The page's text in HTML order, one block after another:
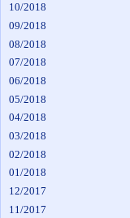
10/2018
09/2018
08/2018
07/2018
06/2018
05/2018
04/2018
03/2018
02/2018
01/2018
12/2017
11/2017